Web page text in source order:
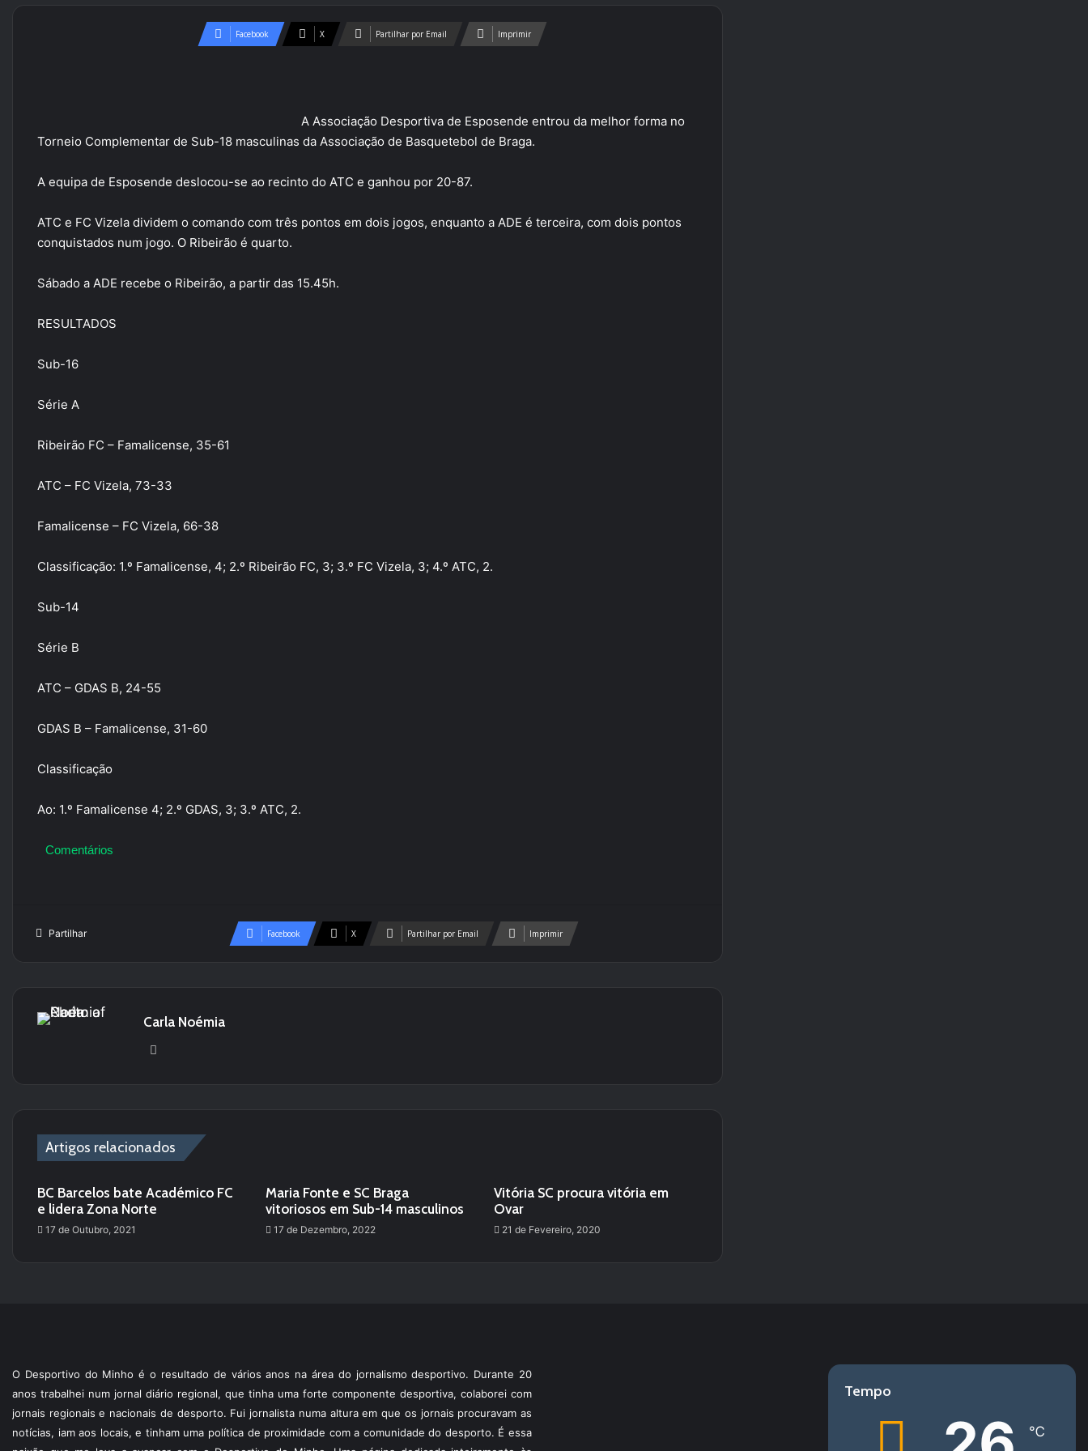
Facebook X Partilhar por Email Imprimir
A Associação Desportiva de Esposende entrou da melhor forma no
Torneio Complementar de Sub-18 masculinas da Associação de Basquetebol de Braga.
A equipa de Esposende deslocou-se ao recinto do ATC e ganhou por 20-87.
ATC e FC Vizela dividem o comando com três pontos em dois jogos, enquanto a ADE é terceira, com dois pontos
conquistados num jogo. O Ribeirão é quarto.
Sábado a ADE recebe o Ribeirão, a partir das 15.45h.
RESULTADOS
Sub-16
Série A
Ribeirão FC – Famalicense, 35-61
ATC – FC Vizela, 73-33
Famalicense – FC Vizela, 66-38
Classificação: 1.º Famalicense, 4; 2.º Ribeirão FC, 3; 3.º FC Vizela, 3; 4.º ATC, 2.
Sub-14
Série B
ATC – GDAS B, 24-55
GDAS B – Famalicense, 31-60
Classificação
Ao: 1.º Famalicense 4; 2.º GDAS, 3; 3.º ATC, 2.
Comentários
Partilhar Facebook X Partilhar por Email Imprimir
Carla Noémia
Artigos relacionados
BC Barcelos bate Académico FC
e lidera Zona Norte
17 de Outubro, 2021
Maria Fonte e SC Braga
vitoriosos em Sub-14 masculinos
17 de Dezembro, 2022
Vitória SC procura vitória em
Ovar
21 de Fevereiro, 2020
O Desportivo do Minho é o resultado de vários anos na área do jornalismo desportivo. Durante 20
anos trabalhei num jornal diário regional, que tinha uma forte componente desportiva, colaborei com
jornais regionais e nacionais de desporto. Fui jornalista numa altura em que os jornais procuravam as
notícias, iam aos locais, e tinham uma política de proximidade com a comunidade do desporto. É essa
Tempo
℃